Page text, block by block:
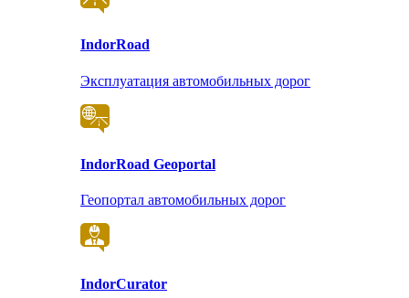
IndorRoad
Эксплуатация автомобильных дорог
IndorRoad Geoportal
Геопортал автомобильных дорог
IndorCurator